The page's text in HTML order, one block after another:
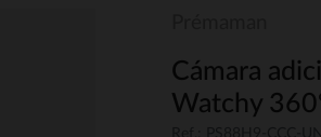
Cámara
Watchy